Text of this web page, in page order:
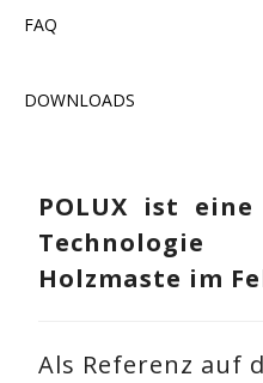
FAQ
DOWNLOADS
POLUX ist
Holzmaste im
Als Referenz auf